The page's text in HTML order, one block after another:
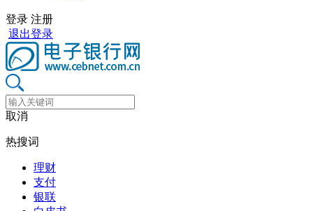
登录 注册
退出登录
取消
热搜词
理财
支付
银联